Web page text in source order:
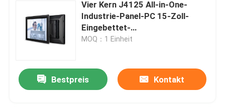
Vier Kern J4125 All-in-One-
Industrie-Panel-PC 15-Zoll-
Eingebettet-
Berührungssensitiver
MOQ：1 Einheit
Bestpreis Kontakt